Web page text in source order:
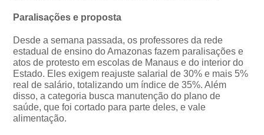
Paralisações e proposta
Desde a semana passada, os professores da rede
estadual de ensino do Amazonas fazem paralisações e
atos de protesto em escolas de Manaus e do interior do
Estado. Eles exigem reajuste salarial de 30% e mais 5%
real de salário, totalizando um índice de 35%. Além
disso, a categoria busca manutenção do plano de
saúde, que foi cortado para parte deles, e vale
alimentação.